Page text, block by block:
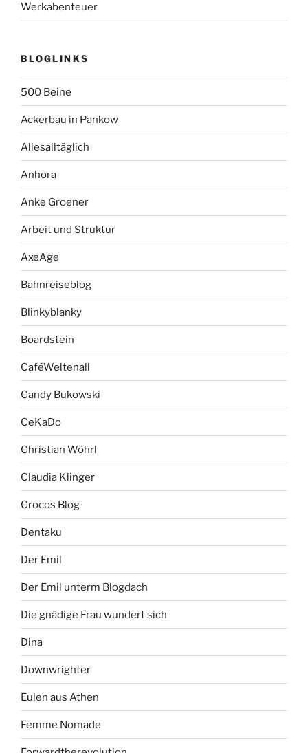
Werkabenteuer
BLOGLINKS
500 Beine
Ackerbau in Pankow
Allesalltäglich
Anhora
Anke Groener
Arbeit und Struktur
AxeAge
Bahnreiseblog
Blinkyblanky
Boardstein
CaféWeltenall
Candy Bukowski
CeKaDo
Christian Wöhrl
Claudia Klinger
Crocos Blog
Dentaku
Der Emil
Der Emil unterm Blogdach
Die gnädige Frau wundert sich
Dina
Downwrighter
Eulen aus Athen
Femme Nomade